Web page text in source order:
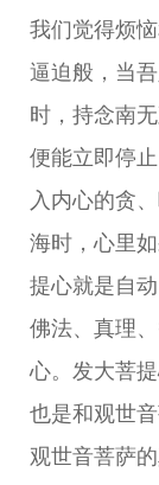
我们觉得烦
逼迫般，当
时，持念南
便能立即停
入内心的贪
海时，心里
提心就是自
佛法、真理
心。发大菩
也是和观世
观世音菩萨